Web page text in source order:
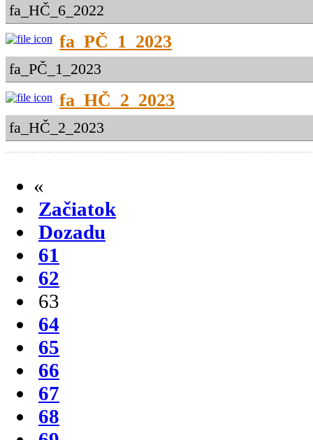
fa_HČ_6_2022
fa_PČ_1_2023
fa_PČ_1_2023
fa_HČ_2_2023
fa_HČ_2_2023
«
Začiatok
Dozadu
61
62
63
64
65
66
67
68